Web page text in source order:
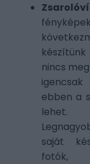
nincs
ebben a
lehet.
saját
fotók,